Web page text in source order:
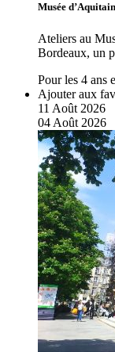
Musée
Ateliers au
Bordeaux, un
Pour les 4 ans
Ajouter aux
11 Août 2026
04 Août 2026